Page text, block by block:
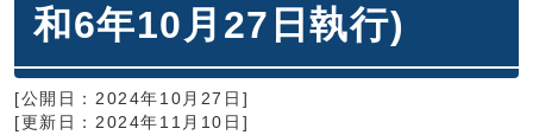
和6年10月27日執行)
[公開日：2024年10月27日]
[更新日：2024年11月10日]